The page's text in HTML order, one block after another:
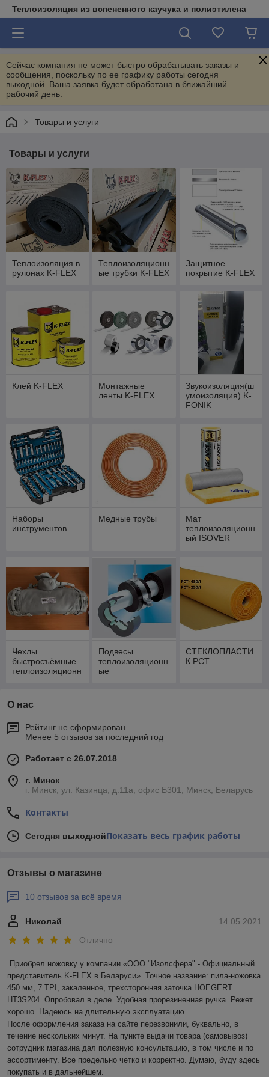
Теплоизоляция из вспененного каучука и полиэтилена
Сейчас компания не может быстро обрабатывать заказы и
сообщения, поскольку по ее графику работы сегодня
выходной. Ваша заявка будет обработана в ближайший
рабочий день.
Товары и услуги
Товары и услуги
Теплоизоляция в
рулонах K-FLEX
Теплоизоляционн
ые трубки K-FLEX
Защитное
покрытие K-FLEX
Клей K-FLEX
Монтажные
ленты K-FLEX
Звукоизоляция(ш
умоизоляция) K-
FONIK
Наборы
инструментов
Медные трубы
Мат
теплоизоляционн
ый ISOVER
Чехлы
быстросъёмные
теплоизоляционн
Подвесы
теплоизоляционн
ые
СТЕКЛОПЛАСТИ
К РСТ
О нас
Рейтинг не сформирован
Менее 5 отзывов за последний год
Работает с 26.07.2018
г. Минск
г. Минск, ул. Казинца, д.11а, офис Б301, Минск, Беларусь
Контакты
Сегодня выходнойПоказать весь график работы
Отзывы о магазине
10 отзывов за всё время
14.05.2021
Николай
Отлично
Приобрел ножовку у компании «ООО "Изолсфера" - Официальный
представитель K-FLEX в Беларуси». Точное название: пила-ножовка
450 мм, 7 TPI, закаленное, трехсторонняя заточка HOEGERT
HT3S204. Опробовал в деле. Удобная прорезиненная ручка. Режет
хорошо. Надеюсь на длительную эксплуатацию.
После оформления заказа на сайте перезвонили, буквально, в
течение нескольких минут. На пункте выдачи товара (самовывоз)
сотрудник магазина дал полезную консультацию, в том числе и по
ассортименту. Все предельно четко и корректно. Думаю, буду здесь
покупать и в дальнейшем.